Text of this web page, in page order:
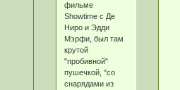
фильме
Showtime с Де
Ниро и Эдди
Мэрфи, был там
крутой
"пробивной"
пушечкой, "со
снарядами из